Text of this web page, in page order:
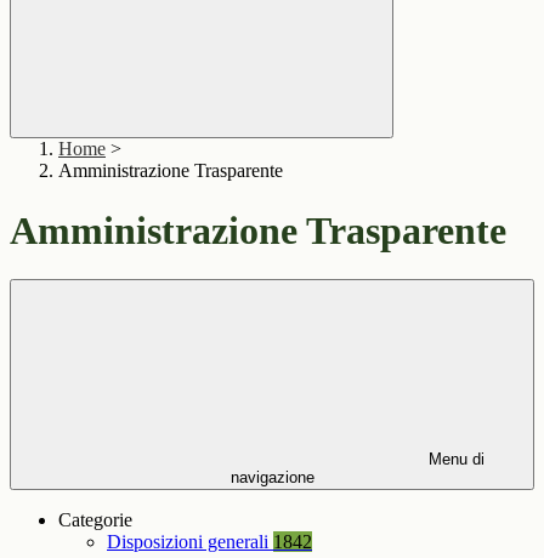
Home >
Amministrazione Trasparente
Amministrazione Trasparente
Menu di
navigazione
Categorie
Disposizioni generali 1842